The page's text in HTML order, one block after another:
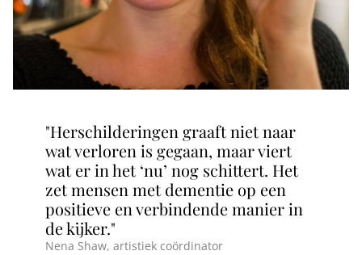
"Herschilderingen graaft niet naar
wat verloren is gegaan, maar viert
wat er in het ‘nu’ nog schittert. Het
zet mensen met dementie op een
positieve en verbindende manier in
de kijker."
Nena Shaw, artistiek coördinator